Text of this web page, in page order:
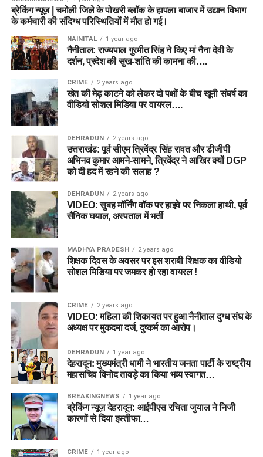
ब्रेकिंग न्यूज़ | चमोली जिले के पोखरी ब्लॉक के हापला बाजार में उद्यान विभाग
के कर्मचारी की संदिग्ध परिस्थितियों में मौत हो गई।
NAINITAL 1 year ago
नैनीताल: राज्यपाल गुरमीत सिंह ने किए मां नैना देवी के
दर्शन, प्रदेश की सुख-शांति की कामना की….
CRIME 2 years ago
खेत की मेढ़ काटने को लेकर दो पक्षों के बीच खूनी संघर्ष का
वीडियो सोशल मिडिया पर वायरल….
DEHRADUN 2 years ago
उत्तराखंड: पूर्व सीएम त्रिवेंद्र सिंह रावत और डीजीपी
अभिनव कुमार आमने-सामने, त्रिवेंद्र ने आखिर क्यों DGP
को दी हद में रहने की सलाह ?
DEHRADUN 2 years ago
VIDEO: सुबह मॉर्निंग वॉक पर हाइवे पर निकला हाथी, पूर्व
सैनिक घयाल, अस्पताल में भर्ती
MADHYA PRADESH 2 years ago
शिक्षक दिवस के अवसर पर इस शराबी शिक्षक का वीडियो
सोशल मिडिया पर जमकर हो रहा वायरल !
CRIME 2 years ago
VIDEO: महिला की शिकायत पर हुआ नैनीताल दुग्ध संघ के
अध्यक्ष पर मुकदमा दर्ज, दुष्कर्म का आरोप।
DEHRADUN 1 year ago
देहरादून: मुख्यमंत्री धामी ने भारतीय जनता पार्टी के राष्ट्रीय
महासचिव विनोद तावड़े का किया भव्य स्वागत…
BREAKINGNEWS 1 year ago
ब्रेकिंग न्यूज़ देहरादून: आईपीएस रचिता जुयाल ने निजी
कारणों से दिया इस्तीफा…
CRIME 1 year ago